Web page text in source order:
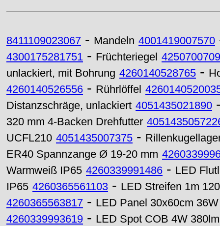
8411109023067 - Mandeln 4001419007570
4300175281751 - Früchteriegel
unlackiert, mit Bohrung 4260140528765 -
4260140526556 - Rührlöffel
Distanzschräge, unlackiert 4051435021890
320 mm 4-Backen Drehfutter
UCFL210 4051435007375 -
ER40 Spannzange Ø 19-20 mm
Warmweiß IP65 4260339991486 - LED
IP65 4260365561103 - LED Streifen 1m
4260365563817 - LED Panel 30x60cm
4260339993619 - LED Spot COB 4W